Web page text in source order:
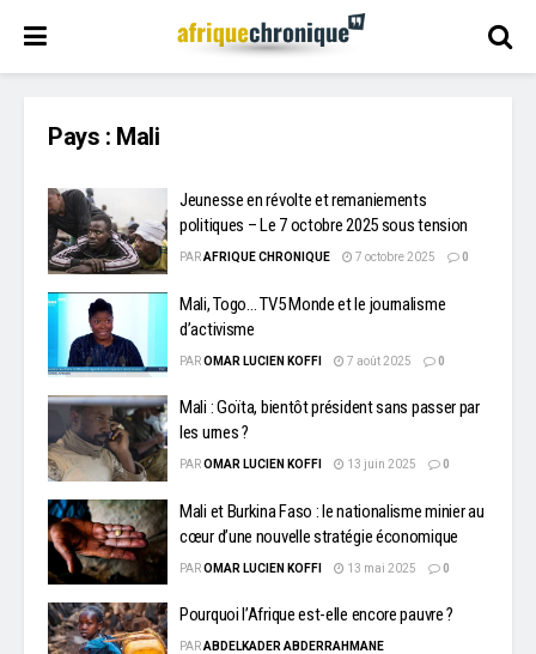
Pays : Mali
Jeunesse en révolte et remaniements
politiques – Le 7 octobre 2025 sous tension
PARAFRIQUE CHRONIQUE 7 octobre 2025 0
Mali, Togo… TV5 Monde et le journalisme
d’activisme
PAROMAR LUCIEN KOFFI 7 août 2025 0
Mali : Goïta, bientôt président sans passer par
les urnes ?
PAROMAR LUCIEN KOFFI 13 juin 2025 0
Mali et Burkina Faso : le nationalisme minier au
cœur d’une nouvelle stratégie économique
PAROMAR LUCIEN KOFFI 13 mai 2025 0
Pourquoi l’Afrique est-elle encore pauvre ?
PARABDELKADER ABDERRAHMANE